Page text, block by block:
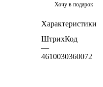
Хочу в подарок
Характеристики
ШтрихКод
—
4610030360072